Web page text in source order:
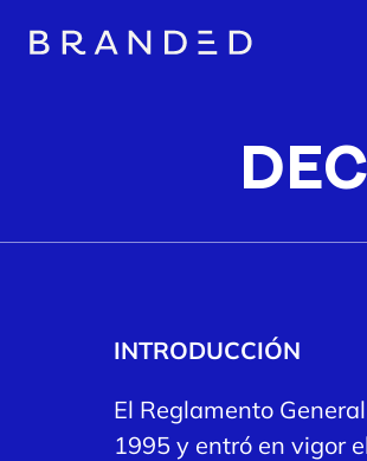
INTRODUCCIÓN
El Reglamento
1995 y entró en vigor